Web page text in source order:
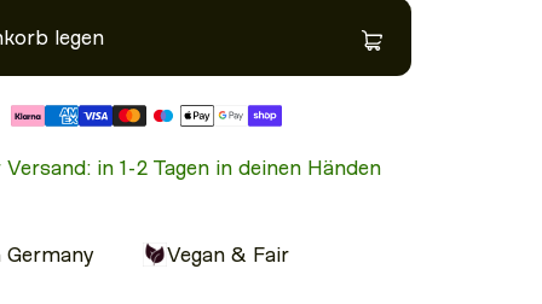
legen
in 1-2 Tagen in deinen Händen
Germany Vegan & Fair